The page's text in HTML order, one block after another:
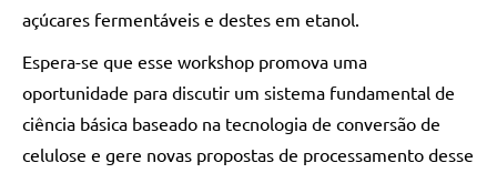
açúcares fermentáveis e destes em etanol.
Espera-se que esse workshop promova uma
oportunidade para discutir um sistema fundamental de
ciência básica baseado na tecnologia de conversão de
celulose e gere novas propostas de processamento desse